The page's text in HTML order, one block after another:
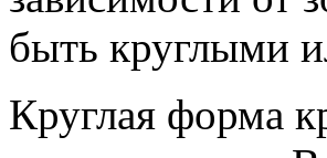
быть круглыми
Круглая форма